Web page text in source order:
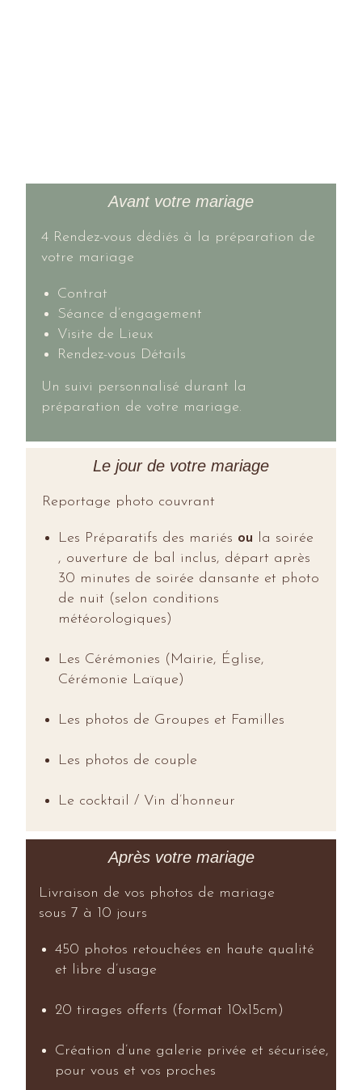
Avant votre mariage
4 Rendez-vous dédiés à la préparation de
votre mariage
Contrat
Séance d’engagement
Visite de Lieux
Rendez-vous Détails
Un suivi personnalisé durant la
préparation de votre mariage.
Le jour de votre mariage
Reportage photo couvrant
Les Préparatifs des mariés ou la soirée
, ouverture de bal inclus, départ après
30 minutes de soirée dansante et photo
de nuit (selon conditions
météorologiques)
Les Cérémonies (Mairie, Église,
Cérémonie Laïque)
Les photos de Groupes et Familles
Les photos de couple
Le cocktail / Vin d’honneur
Après votre mariage
Livraison de vos photos de mariage
sous 7 à 10 jours
450 photos retouchées en haute qualité
et libre d’usage
20 tirages offerts (format 10x15cm)
Création d’une galerie privée et sécurisée,
pour vous et vos proches